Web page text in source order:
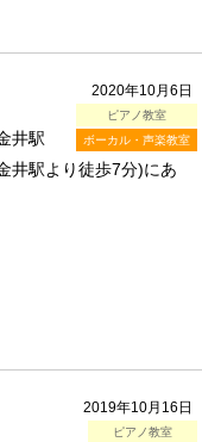
2020年10月6日
ピアノ教室
ボーカル・声楽教室
井駅
井駅より徒歩7分)にあ
2019年10月16日
ピアノ教室